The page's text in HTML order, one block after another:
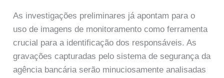
As investigações preliminares já apontam para o
uso de imagens de monitoramento como ferramenta
crucial para a identificação dos responsáveis. As
gravações capturadas pelo sistema de segurança da
agência bancária serão minuciosamente analisadas